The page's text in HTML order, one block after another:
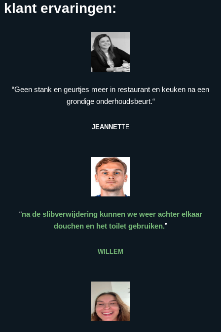
klant ervaringen:
“Geen stank en geurtjes meer in restaurant en keuken na een
grondige onderhoudsbeurt.“
JEANNETTE
“na de slibverwijdering kunnen we weer achter elkaar
douchen en het toilet gebruiken.”
WILLEM